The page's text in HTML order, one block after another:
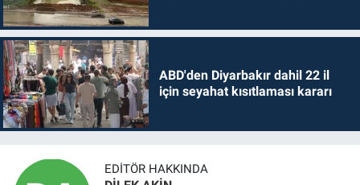
ABD'den Diyarbakır dahil 22 il
için seyahat kısıtlaması kararı
EDITÖR HAKKINDA